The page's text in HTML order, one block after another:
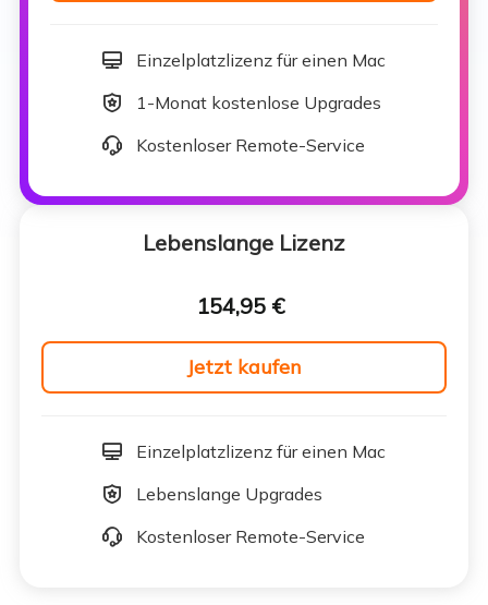
Einzelplatzlizenz für einen Mac
1-Monat kostenlose Upgrades
Kostenloser Remote-Service
Lebenslange Lizenz
154,95 €
Jetzt kaufen
Einzelplatzlizenz für einen Mac
Lebenslange Upgrades
Kostenloser Remote-Service